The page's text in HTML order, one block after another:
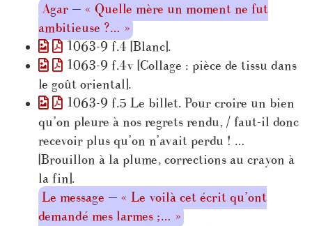
Agar — « Quelle mère un moment ne fut
ambitieuse ?… »
1063-9 f.4 [Blanc].
1063-9 f.4v [Collage : pièce de tissu dans
le goût oriental].
1063-9 f.5 Le billet. Pour croire un bien
qu’on pleure à nos regrets rendu, / faut-il donc
recevoir plus qu’on n’avait perdu ! …
[Brouillon à la plume, corrections au crayon à
la fin].
Le message — « Le voilà cet écrit qu’ont
demandé mes larmes ;… »